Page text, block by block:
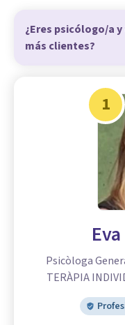
¿Eres psicólogo/a
más clientes?
1
Psicòloga
TERÀPIA